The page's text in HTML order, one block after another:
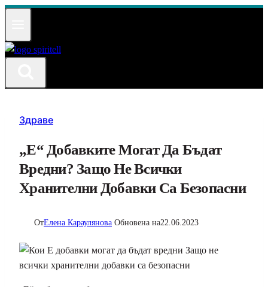
Към
Здраве
„Е“ Добавките Могат Да Бъдат
Вредни? Защо Не Всички
Хранителни Добавки Са Безопасни
ОтЕлена Караулянова Обновена на22.06.2023